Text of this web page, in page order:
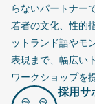
らないパートナー
若者の文化、性的
ットランド語やモ
表現まで、幅広い
ワークショップを
採用サ